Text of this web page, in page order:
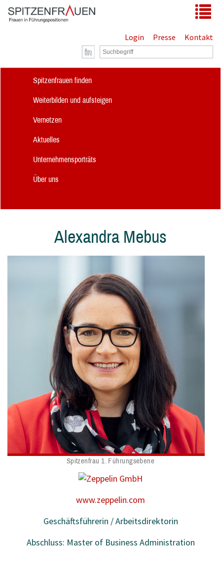
Zum Hauptinhalt springen
Login Presse Kontakt
Spitzenfrauen finden
Weiterbilden und aufsteigen
Vernetzen
Aktuelles
Unternehmensporträts
Über uns
Alexandra Mebus
Spitzenfrau 1. Führungsebene
www.zeppelin.com
Geschäftsführerin / Arbeitsdirektorin
Abschluss: Master of Business Administration